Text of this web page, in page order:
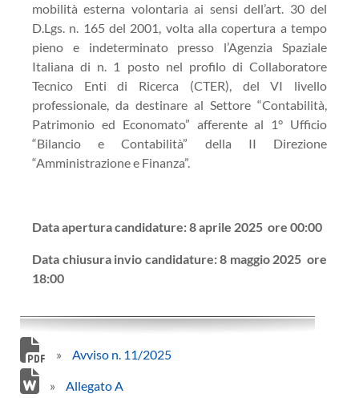
mobilità esterna volontaria ai sensi dell’art. 30 del
D.Lgs. n. 165 del 2001, volta alla copertura a tempo
pieno e indeterminato presso l’Agenzia Spaziale
Italiana di n. 1 posto nel profilo di Collaboratore
Tecnico Enti di Ricerca (CTER), del VI livello
professionale, da destinare al Settore “Contabilità,
Patrimonio ed Economato” afferente al 1° Ufficio
“Bilancio e Contabilità” della II Direzione
“Amministrazione e Finanza”.
Data apertura candidature:8 aprile 2025 ore 00:00
Data chiusura invio candidature:8 maggio 2025 ore
18:00
» Avviso n. 11/2025
» Allegato A